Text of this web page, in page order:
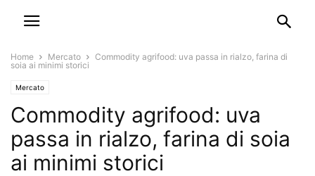
Home Mercato
Commodity agrifood: uva passa in rialzo, farina di
soia ai minimi storici
Mercato
Commodity agrifood: uva
passa in rialzo, farina di soia
ai minimi storici